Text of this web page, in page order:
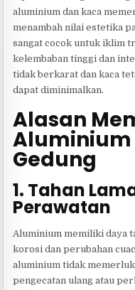
aluminium dan kaca
menambah nilai estetika
sangat cocok untuk iklim
kelembaban tinggi dan
tidak berkarat dan kaca
dapat diminimalkan.
Alasan
Aluminium
Gedung
1. Tahan
Perawatan
Aluminium memiliki daya
korosi dan perubahan
aluminium tidak
pengecatan ulang atau